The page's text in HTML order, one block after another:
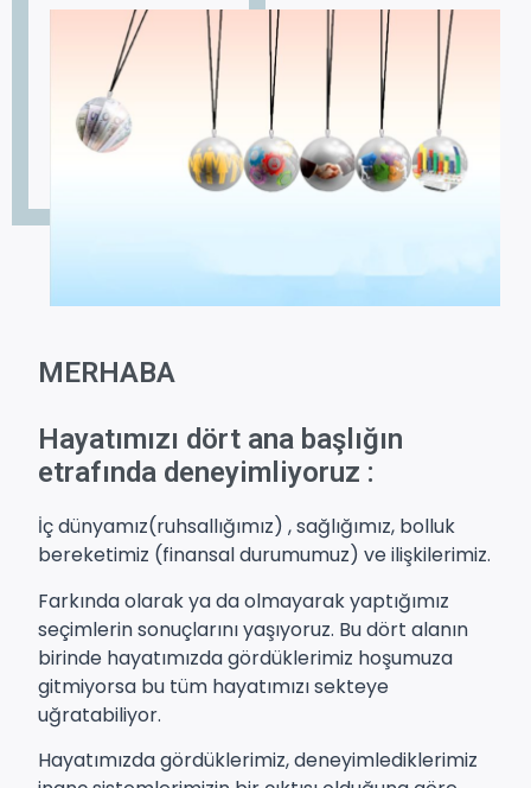
MERHABA
Hayatımızı dört ana başlığın
etrafında deneyimliyoruz :
İç dünyamız(ruhsallığımız) , sağlığımız, bolluk
bereketimiz (finansal durumumuz) ve ilişkilerimiz.
Farkında olarak ya da olmayarak yaptığımız
seçimlerin sonuçlarını yaşıyoruz. Bu dört alanın
birinde hayatımızda gördüklerimiz hoşumuza
gitmiyorsa bu tüm hayatımızı sekteye
uğratabiliyor.
Hayatımızda gördüklerimiz, deneyimlediklerimiz